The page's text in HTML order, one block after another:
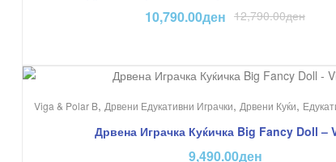
12,790.00ден
10,790.00ден
Viga & Polar B, Дрвени Едукативни Играчки, Дрвени Куќи,
Дрвена Играчка Куќичка Big Fancy Doll –
9,490.00ден